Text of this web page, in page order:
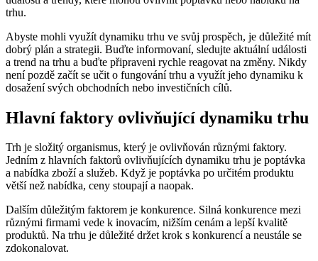
trhu.
Abyste mohli využít dynamiku trhu ve svůj prospěch, je důležité mít
dobrý plán a strategii. Buďte informovaní, sledujte aktuální události
a trend na trhu a buďte připraveni rychle reagovat na změny. Nikdy
není pozdě začít se učit o fungování trhu a využít jeho dynamiku k
dosažení svých obchodních nebo investičních cílů.
Hlavní faktory ovlivňující dynamiku trhu
Trh je složitý organismus, který je ovlivňován různými faktory.
Jedním z hlavních faktorů ovlivňujících dynamiku trhu je poptávka
a nabídka zboží a služeb. Když je poptávka po určitém produktu
větší než nabídka, ceny stoupají a naopak.
Dalším důležitým faktorem je konkurence. Silná konkurence mezi
různými firmami vede k inovacím, nižším cenám a lepší kvalitě
produktů. Na trhu je důležité držet krok s konkurencí a neustále se
zdokonalovat.